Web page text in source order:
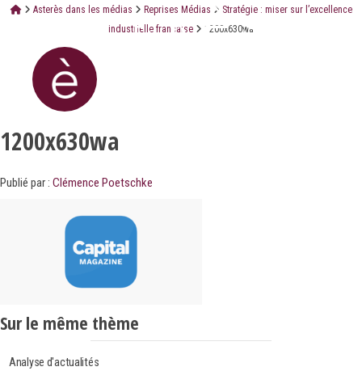
Asterès dans les médias Reprises Médias
Stratégie : miser sur l’excellence
industrielle française
1200x630wa
1200x630wa
Publié par : Clémence Poetschke
Sur le même thème
Analyse d'actualités